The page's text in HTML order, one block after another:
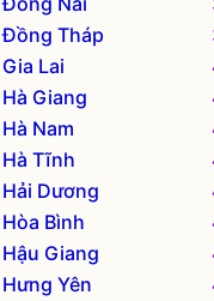
Đồng Tháp
Gia Lai
Hà Giang
Hà Nam
Hà Tĩnh
Hải Dương
Hòa Bình
Hậu Giang
Hưng Yên